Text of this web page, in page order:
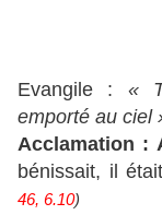
Evangile : «
emporté au ciel
Acclamation :
bénissait, il
46, 6.10)